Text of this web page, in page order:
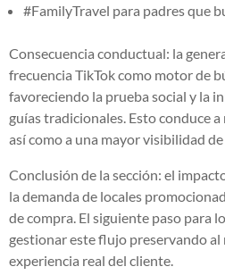
#FamilyTravel para padres que
Consecuencia conductual: la
frecuencia TikTok como motor de
favoreciendo la prueba social y la
guías tradicionales. Esto conduce a
así como a una mayor visibilidad
Conclusión de la sección: el
la demanda de locales
de compra. El siguiente paso para
gestionar este flujo preservando al
experiencia real del cliente.